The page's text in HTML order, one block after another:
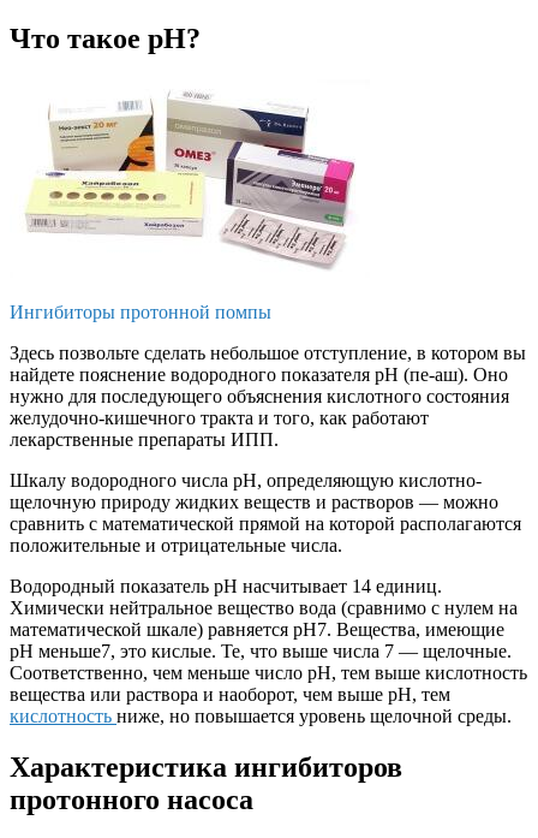
Что такое рН?
Ингибиторы протонной помпы
Здесь позвольте сделать небольшое отступление, в котором вы
найдете пояснение водородного показателя рН (пе-аш). Оно
нужно для последующего объяснения кислотного состояния
желудочно-кишечного тракта и того, как работают
лекарственные препараты ИПП.
Шкалу водородного числа рН, определяющую кислотно-
щелочную природу жидких веществ и растворов — можно
сравнить с математической прямой на которой располагаются
положительные и отрицательные числа.
Водородный показатель рН насчитывает 14 единиц.
Химически нейтральное вещество вода (сравнимо с нулем на
математической шкале) равняется рН7. Вещества, имеющие
рН меньше7, это кислые. Те, что выше числа 7 — щелочные.
Соответственно, чем меньше число рН, тем выше кислотность
вещества или раствора и наоборот, чем выше рН, тем
кислотность ниже, но повышается уровень щелочной среды.
Характеристика ингибиторов
протонного насоса